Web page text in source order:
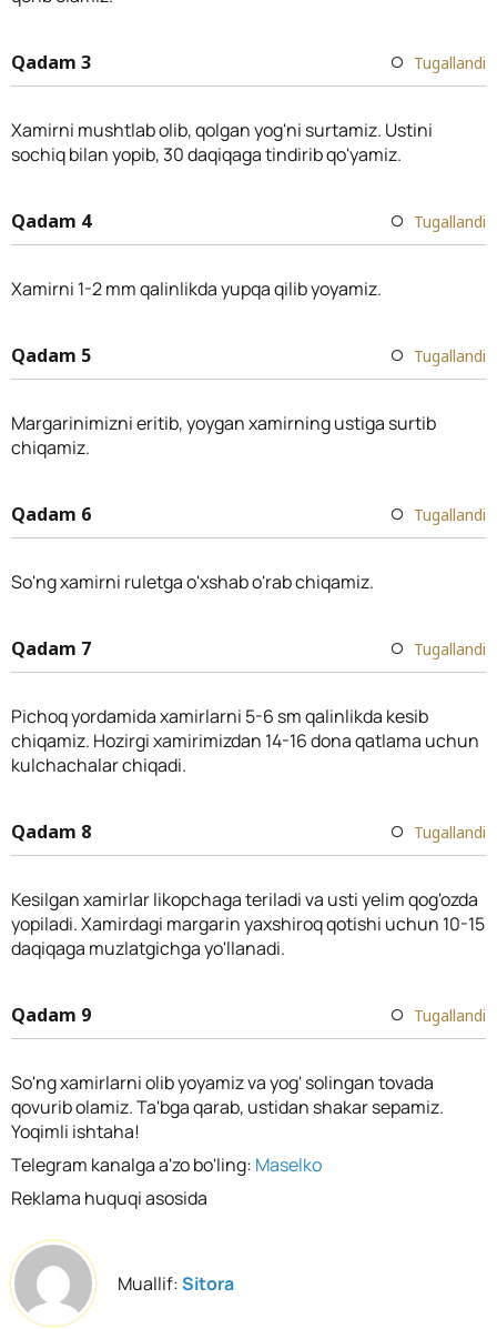
Qadam 3 Tugallandi
Xamirni mushtlab olib, qolgan yog'ni surtamiz. Ustini
sochiq bilan yopib, 30 daqiqaga tindirib qo'yamiz.
Qadam 4 Tugallandi
Xamirni 1-2 mm qalinlikda yupqa qilib yoyamiz.
Qadam 5 Tugallandi
Margarinimizni eritib, yoygan xamirning ustiga surtib
chiqamiz.
Qadam 6 Tugallandi
So'ng xamirni ruletga o'xshab o'rab chiqamiz.
Qadam 7 Tugallandi
Pichoq yordamida xamirlarni 5-6 sm qalinlikda kesib
chiqamiz. Hozirgi xamirimizdan 14-16 dona qatlama uchun
kulchachalar chiqadi.
Qadam 8 Tugallandi
Kesilgan xamirlar likopchaga teriladi va usti yelim qog'ozda
yopiladi. Xamirdagi margarin yaxshiroq qotishi uchun 10-15
daqiqaga muzlatgichga yo'llanadi.
Qadam 9 Tugallandi
So'ng xamirlarni olib yoyamiz va yog' solingan tovada
qovurib olamiz. Ta'bga qarab, ustidan shakar sepamiz.
Yoqimli ishtaha!
Telegram kanalga a'zo bo'ling: Maselko
Reklama huquqi asosida
Muallif:Sitora